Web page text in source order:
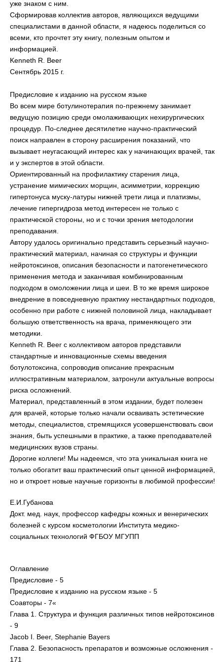
уже знаком с ним.
Сформировав коллектив авторов, являющихся ведущими
специалистами в данной области, я надеюсь поделиться со
всеми, кто прочтет эту книгу, полезным опытом и
информацией.
Kenneth R. Beer
Сентябрь 2015 г.
Предисловие к изданию на русском языке
Во всем мире ботулинотерапия по-прежнему занимает
ведущую позицию среди омолаживающих нехирургических
процедур. По-следнее десятилетие научно-практический
поиск направлен в сторону расширения показаний, что
вызывает неугасающий интерес как у начинающих врачей, так
и у экспертов в этой области.
Ориентированный на профилактику старения лица,
устранение мимических морщин, асимметрии, коррекцию
гипертонуса муску-латуры нижней трети лица и платизмы,
лечение гипергидроза метод интересен не только с
практической стороны, но и с точки зрения методологии
преподавания.
Автору удалось оригинально представить серьезный научно-
практический материал, начиная со структуры и функции
нейротоксинов, описания безопасности и патогенетического
применения метода и заканчивая комбинированным
подходом в омоложении лица и шеи. В то же время широкое
внедрение в повседневную практику нестандартных подходов,
особенно при работе с нижней половиной лица, накладывает
большую ответственность на врача, применяющего эти
методики.
Kenneth R. Beer с коллективом авторов представили
стандартные и инновационные схемы введения
ботулотоксина, сопроводив описание прекрасным
иллюстративным материалом, затронули актуальные вопросы
риска осложнений.
Материал, представленный в этом издании, будет полезен
для врачей, которые только начали осваивать эстетические
методы, специалистов, стремящихся усовершенствовать свои
знания, быть успешными в практике, а также преподавателей
медицинских вузов страны.
Дорогие коллеги! Мы надеемся, что эта уникальная книга не
только обогатит ваш практический опыт ценной информацией,
но и откроет новые научные горизонты в любимой профессии!
Е.И.Губанова
Докт. мед. наук, профессор кафедры кожных и венерических
болезней с курсом косметологии Института медико-
социальных технологий ФГБОУ МГУПП
Оглавление
Предисловие - 5
Предисловие к изданию на русском языке - 5
Соавторы - 7«
Глава 1. Структура и функция различных типов нейротоксинов
- 9
Jacob I. Beer, Stephanie Bayers
Глава 2. Безопасность препаратов и возможные осложнения -
171